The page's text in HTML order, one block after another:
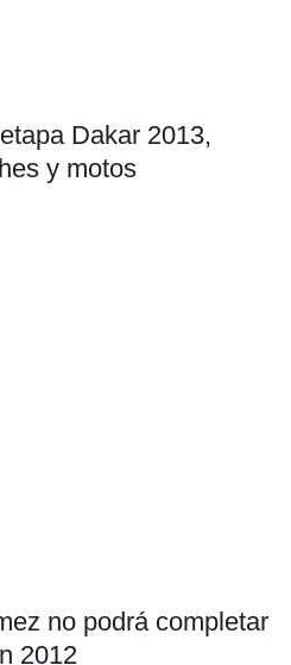
Dakar 2013,
y motos
no podrá completar
2012